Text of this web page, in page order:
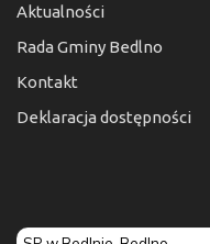
Aktualności
Rada Gminy Bedlno
Kontakt
Deklaracja dostępności